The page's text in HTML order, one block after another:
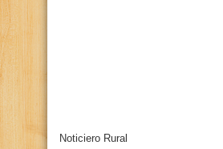
Noticiero Rural